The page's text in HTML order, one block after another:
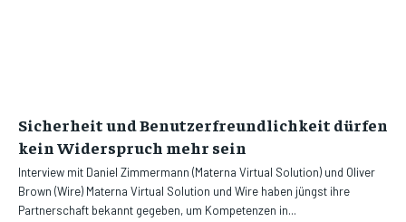
Sicherheit und Benutzerfreundlichkeit dürfen
kein Widerspruch mehr sein
Interview mit Daniel Zimmermann (Materna Virtual Solution) und Oliver
Brown (Wire) Materna Virtual Solution und Wire haben jüngst ihre
Partnerschaft bekannt gegeben, um Kompetenzen in...